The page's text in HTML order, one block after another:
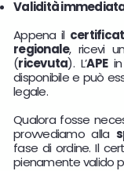
Validità
Appena il
regionale, ricevi
(ricevuta). L’APE
disponibile e può
legale.
Qualora fosse
provvediamo alla
fase di ordine. Il
pienamente valido